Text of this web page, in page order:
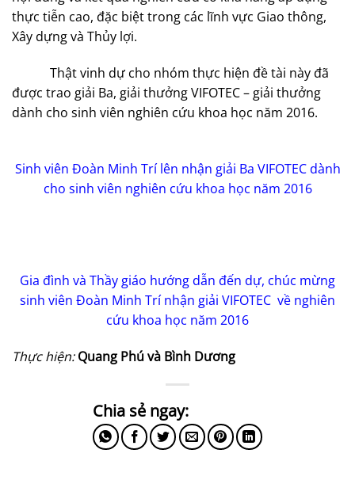
thực tiễn cao, đặc biệt trong các lĩnh vực Giao thông,
Xây dựng và Thủy lợi.
Thật vinh dự cho nhóm thực hiện đề tài này đã
được trao giải Ba, giải thưởng VIFOTEC – giải thưởng
dành cho sinh viên nghiên cứu khoa học năm 2016.
Sinh viên Đoàn Minh Trí lên nhận giải Ba VIFOTEC dành
cho sinh viên nghiên cứu khoa học năm 2016
Gia đình và Thầy giáo hướng dẫn đến dự, chúc mừng
sinh viên Đoàn Minh Trí nhận giải VIFOTEC về nghiên
cứu khoa học năm 2016
Thực hiện:Quang Phú và Bình Dương